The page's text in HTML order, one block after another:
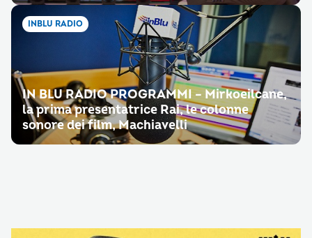
INBLU RADIO
IN BLU RADIO PROGRAMMI – Mirkoeilcane,
la prima presentatrice Rai, le colonne
sonore dei film, Machiavelli